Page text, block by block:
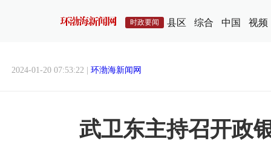
时政要闻 县区 综合 中国 视频
2024-01-20 07:53:22 | 环渤海新闻网
武卫东主持召开政